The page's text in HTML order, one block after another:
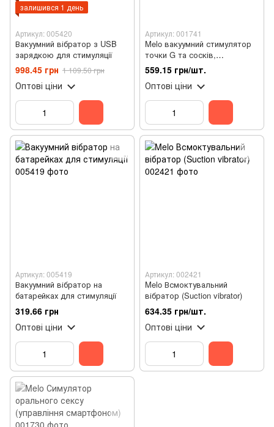
залишився 1 день
Артикул: 005420
Вакуумний вібратор з USB
зарядкою для стимуляції
998.45 грн 1 109.50 грн
Оптові ціни
Артикул: 001741
Melo вакуумний стимулятор
точки G та сосків,
симулятор язика
559.15 грн/шт.
Оптові ціни
Артикул: 005419
Вакуумний вібратор на
батарейках для стимуляції
319.66 грн
Оптові ціни
Артикул: 002421
Melo Всмоктувальний
вібратор (Suction vibrator)
634.35 грн/шт.
Оптові ціни